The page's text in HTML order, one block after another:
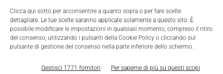
Clicca qui sotto per acconsentire a quanto sopra o per fare scelte
dettagliate. Le tue scelte saranno applicate solamente a questo sito. È
possibile modificare le impostazioni in qualsiasi momento, compreso il ritiro
del consenso, utilizzando i pulsanti della Cookie Policy o cliccando sul
pulsante di gestione del consenso nella parte inferiore dello schermo.
Gestisci 1771 fornitori Per saperne di più su questi scopi
Edicola